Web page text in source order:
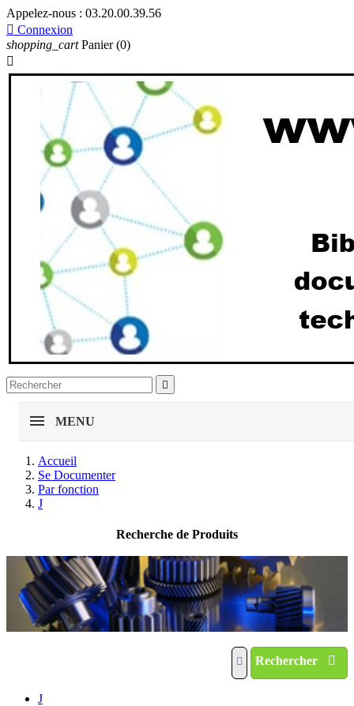
Appelez-nous : 03.20.00.39.56
 Connexion
shopping_cart Panier (0)


MENU
Accueil
Se Documenter
Par fonction
J
Recherche de Produits
Rechercher
J